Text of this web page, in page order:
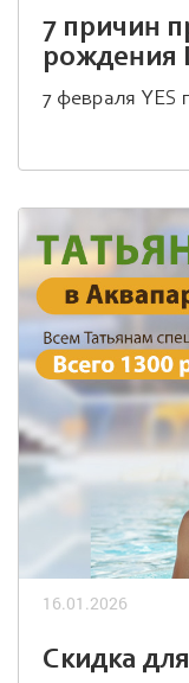
7 причин
рождения
7 февраля YES
16.01.2026
Скидка